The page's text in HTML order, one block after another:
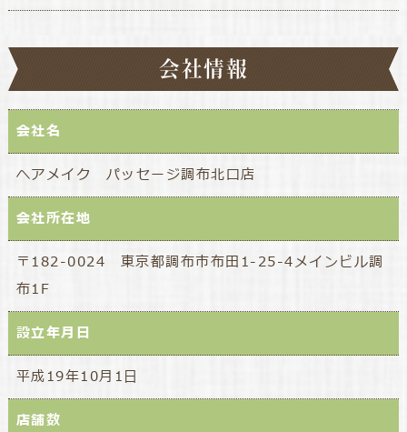
会社情報
会社名
ヘアメイク パッセージ調布北口店
会社所在地
〒182-0024 東京都調布市布田1-25-4メインビル調
布1F
設立年月日
平成19年10月1日
店舗数